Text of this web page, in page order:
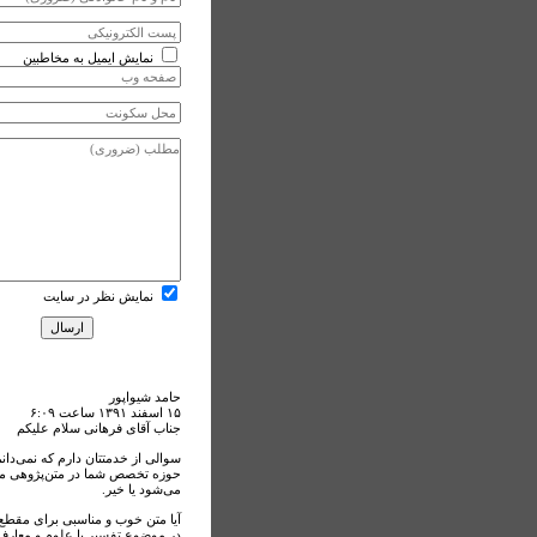
نمایش ایمیل به مخاطبین
نمایش نظر در سایت
حامد شیواپور
۱۵ اسفند ۱۳۹۱ ساعت ۶:۰۹
جناب آقای فرهانی سلام علیکم
سوالی از خدمتتان دارم که
حوزه تخصص شما در متن‌پژوهی
می‌شود یا خیر.
آیا متن خوب و مناسبی برای